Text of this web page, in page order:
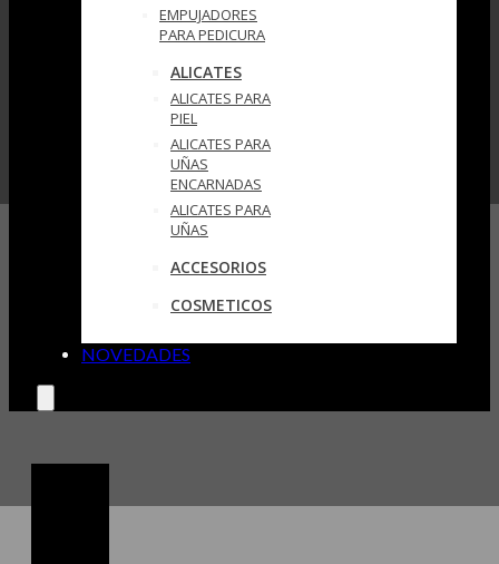
EMPUJADORES
PARA PEDICURA
ALICATES
ALICATES PARA
PIEL
ALICATES PARA
UÑAS
ENCARNADAS
ALICATES PARA
UÑAS
ACCESORIOS
COSMETICOS
NOVEDADES